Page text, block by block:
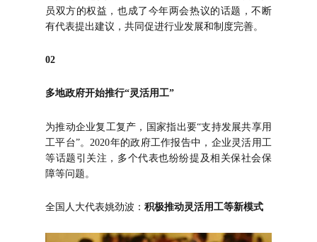
员双方的权益，也成了今年两会热议的话题，不断
有代表提出建议，共同促进行业发展和制度完善。
02
多地政府开始推行“灵活用工”
为推动企业复工复产，国家指出要“支持发展共享用
工平台”。2020年的政府工作报告中，企业灵活用工
等话题引关注，多个代表也纷纷提及相关保社会保
障等问题。
全国人大代表姚劲波： 积极推动灵活用工等新模式